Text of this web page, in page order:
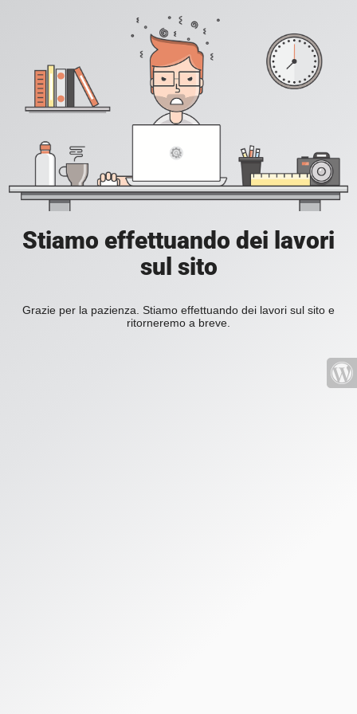
Stiamo effettuando dei lavori
sul sito
Grazie per la pazienza. Stiamo effettuando dei lavori sul sito e
ritorneremo a breve.